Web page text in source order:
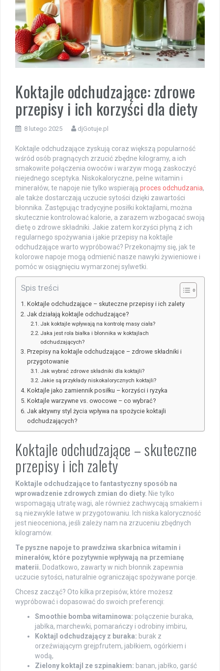
Koktajle odchudzające: zdrowe
przepisy i ich korzyści dla diety
8 lutego 2025 djGotuje.pl
Koktajle odchudzające zyskują coraz większą popularność
wśród osób pragnących zrzucić zbędne kilogramy, a ich
smakowite połączenia owoców i warzyw mogą zaskoczyć
niejednego sceptyka. Niskokaloryczne, pełne witamin i
minerałów, te napoje nie tylko wspierają proces odchudzania,
ale także dostarczają uczucie sytości dzięki zawartości
błonnika. Zastępując tradycyjne posiłki koktajlami, można
skutecznie kontrolować kalorie, a zarazem wzbogacać swoją
dietę o zdrowe składniki. Jakie zatem korzyści płyną z ich
regularnego spożywania i jakie przepisy na koktajle
odchudzające warto wypróbować? Przekonajmy się, jak te
kolorowe napoje mogą odmienić nasze nawyki żywieniowe i
pomóc w osiągnięciu wymarzonej sylwetki.
Spis treści
Koktajle odchudzające – skuteczne przepisy i ich zalety
Jak działają koktajle odchudzające?
Jak koktajle wpływają na kontrolę masy ciała?
Jaka jest rola białka i błonnika w koktajlach
odchudzających?
Przepisy na koktajle odchudzające – zdrowe składniki i
przygotowanie
Jak wybrać zdrowe składniki dla koktajli?
Jakie są przykłady niskokalorycznych koktajli?
Koktajle jako zamiennik posiłku – korzyści i ryzyka
Koktajle warzywne vs. owocowe – co wybrać?
Jak aktywny styl życia wpływa na spożycie koktajli
odchudzających?
Koktajle odchudzające – skuteczne
przepisy i ich zalety
Koktajle odchudzające to fantastyczny sposób na
wprowadzenie zdrowych zmian do diety. Nie tylko
wspomagają utratę wagi, ale również zachwycają smakiem i
są niezwykle łatwe w przygotowaniu. Ich niska kaloryczność
jest nieoceniona, jeśli zależy nam na zrzuceniu zbędnych
kilogramów.
Te pyszne napoje to prawdziwa skarbnica witamin i
minerałów, które pozytywnie wpływają na przemianę
materii. Dodatkowo, zawarty w nich błonnik zapewnia
uczucie sytości, naturalnie ograniczając spożywane porcje.
Chcesz zacząć? Oto kilka przepisów, które możesz
wypróbować i dopasować do swoich preferencji:
Smoothie bomba witaminowa: połączenie buraka,
jabłka, marchewki, pomarańczy i odrobiny imbiru,
Koktajl odchudzający z buraka: burak z
orzeźwiającym grejpfrutem, jabłkiem, ogórkiem i
wodą,
Zielony koktajl ze szpinakiem: banan, jabłko, garść